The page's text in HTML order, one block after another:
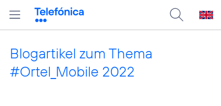
Blogartikel zum Thema
#Ortel_Mobile 2022